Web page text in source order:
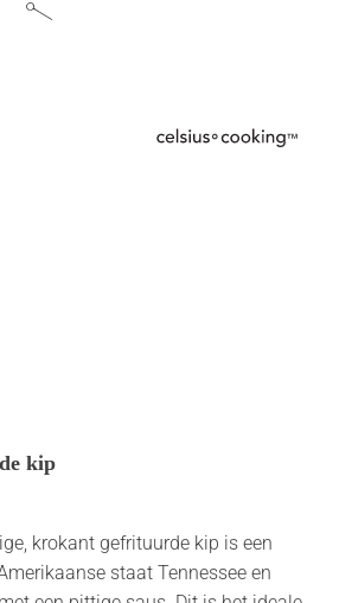
kip
krokant gefrituurde kip is een
staat Tennessee en